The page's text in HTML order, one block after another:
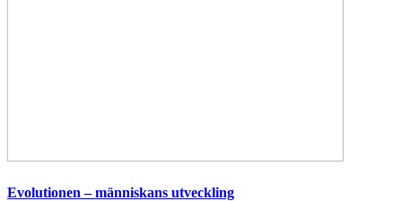
Evolutionen – människans utveckling